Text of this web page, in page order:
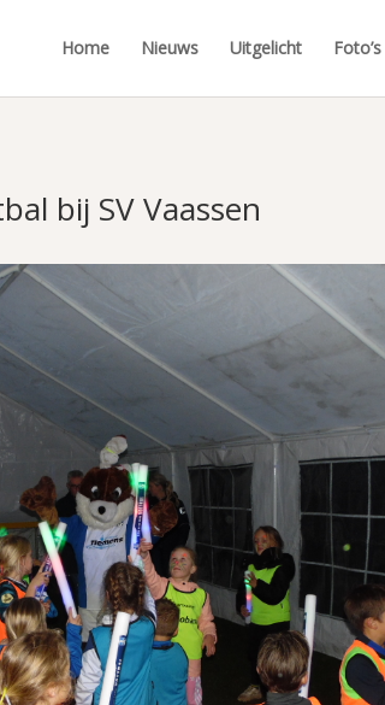
Home Nieuws Uitgelicht Foto’s
bij SV Vaassen